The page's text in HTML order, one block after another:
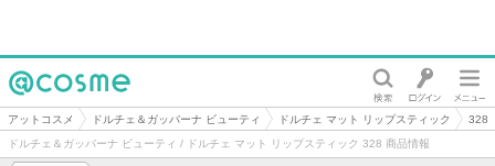
@cosme
アットコスメ ドルチェ＆ガッバーナ ビューティ ドルチェ マット リップスティック
328
ドルチェ＆ガッバーナ ビューティ / ドルチェ マット リップスティック 328 商品情報